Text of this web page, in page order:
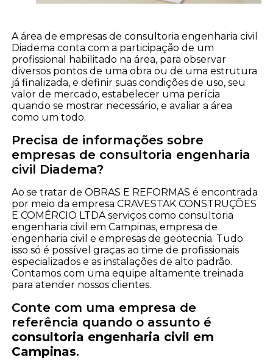
A área de empresas de consultoria engenharia civil
Diadema conta com a participação de um
profissional habilitado na área, para observar
diversos pontos de uma obra ou de uma estrutura
já finalizada, e definir suas condições de uso, seu
valor de mercado, estabelecer uma perícia
quando se mostrar necessário, e avaliar a área
como um todo.
Precisa de informações sobre
empresas de consultoria engenharia
civil Diadema?
Ao se tratar de OBRAS E REFORMAS é encontrada
por meio da empresa CRAVESTAK CONSTRUÇÕES
E COMÉRCIO LTDA serviços como consultoria
engenharia civil em Campinas, empresa de
engenharia civil e empresas de geotecnia. Tudo
isso só é possível graças ao time de profissionais
especializados e as instalações de alto padrão.
Contamos com uma equipe altamente treinada
para atender nossos clientes.
Conte com uma empresa de
referência quando o assunto é
consultoria engenharia civil em
Campinas.